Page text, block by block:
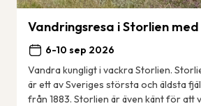
Vandringsresa i Storlien
6-10 sep 2026
Vandra kungligt i vackra Storlien.
är ett av Sveriges största och äldsta
från 1883. Storlien är även känt för att